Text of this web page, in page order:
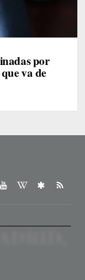
por
va de